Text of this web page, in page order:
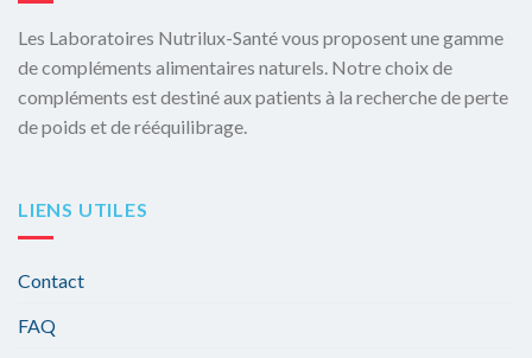
Les Laboratoires Nutrilux-Santé vous proposent une gamme
de compléments alimentaires naturels. Notre choix de
compléments est destiné aux patients à la recherche de perte
de poids et de rééquilibrage.
LIENS UTILES
Contact
FAQ